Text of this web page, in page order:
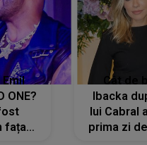
Emil
ONE?
fața
Cât de
Ibacka
lui Cabral
prima zi